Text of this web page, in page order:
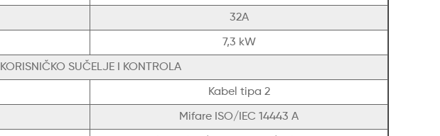
32A
7,3 kW
KORISNIČKO SUČELJE I KONTROLA
Kabel tipa 2
Mifare ISO/IEC 14443 A